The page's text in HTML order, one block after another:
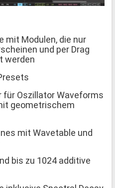
mit Modulen, die nur
und per Drag
werden
für Oszillator Waveforms
geometrischem
mit Wavetable und
bis zu 1024 additive